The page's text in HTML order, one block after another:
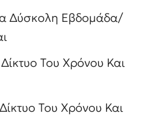
Δύσκολη Εβδομάδα/
Του Χρόνου Και
Του Χρόνου Και